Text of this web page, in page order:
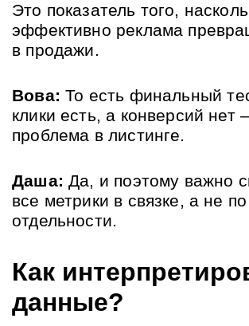
Это показатель того,
эффективно реклама
в продажи.
Вова: То есть финальный
клики есть, а конверсий нет
проблема в листинге.
Даша: Да, и поэтому важно
все метрики в связке, а не по
отдельности.
Как
данные?